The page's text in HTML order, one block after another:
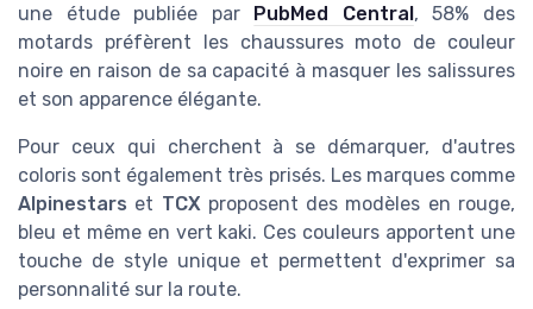
une étude publiée par PubMed Central, 58% des
motards préfèrent les chaussures moto de couleur
noire en raison de sa capacité à masquer les salissures
et son apparence élégante.
Pour ceux qui cherchent à se démarquer, d'autres
coloris sont également très prisés. Les marques comme
Alpinestars et TCX proposent des modèles en rouge,
bleu et même en vert kaki. Ces couleurs apportent une
touche de style unique et permettent d'exprimer sa
personnalité sur la route.